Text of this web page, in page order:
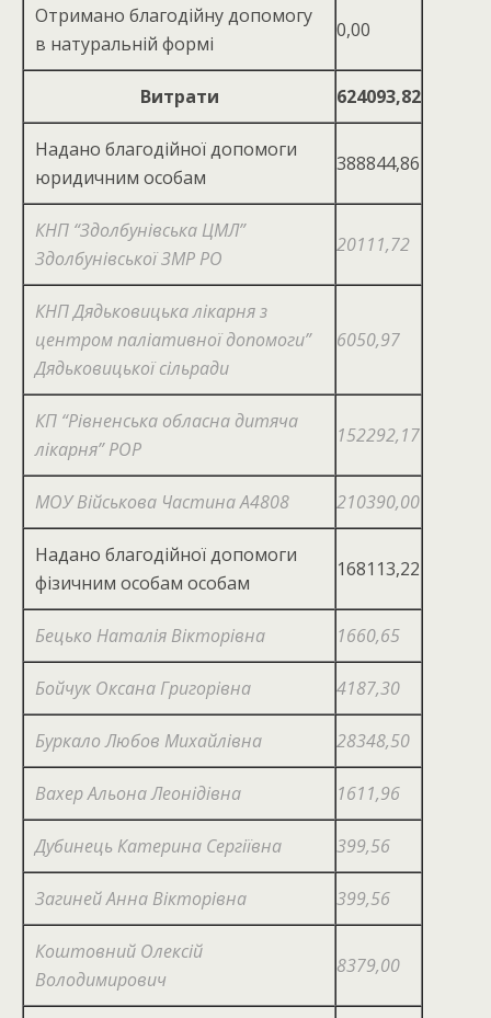
Отримано благодійну допомогу
в натуральній формі
0,00
Витрати 624093,82
Надано благодійної допомоги
юридичним особам
388844,86
КНП “Здолбунівська ЦМЛ”
Здолбунівської ЗМР РО
20111,72
КНП Дядьковицька лікарня з
центром паліативної допомоги”
Дядьковицької сільради
6050,97
КП “Рівненська обласна дитяча
лікарня” РОР
152292,17
МОУ Військова Частина А4808 210390,00
Надано благодійної допомоги
фізичним особам особам
168113,22
Бецько Наталія Вікторівна 1660,65
Бойчук Оксана Григорівна 4187,30
Буркало Любов Михайлівна 28348,50
Вахер Альона Леонідівна 1611,96
Дубинець Катерина Сергіївна 399,56
Загиней Анна Вікторівна 399,56
Коштовний Олексій
Володимирович
8379,00